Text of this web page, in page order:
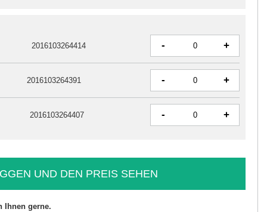
2016103264414 - +
2016103264391 - +
2016103264407 - +
UND DEN PREIS SEHEN
Ihnen gerne.